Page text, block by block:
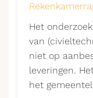
Het
van
niet op
leveringen.
het